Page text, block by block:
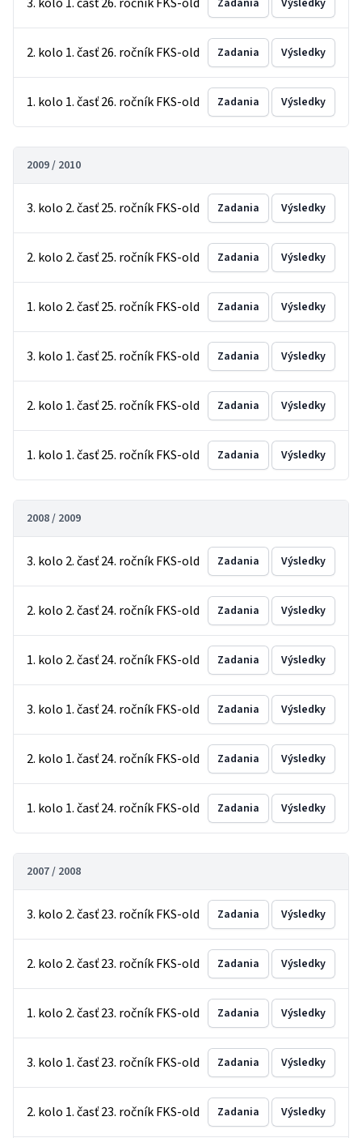
Zadania Výsledky
2. kolo 1. časť 26. ročník FKS-old Zadania Výsledky
1. kolo 1. časť 26. ročník FKS-old Zadania Výsledky
2009 / 2010
3. kolo 2. časť 25. ročník FKS-old Zadania Výsledky
2. kolo 2. časť 25. ročník FKS-old Zadania Výsledky
1. kolo 2. časť 25. ročník FKS-old Zadania Výsledky
3. kolo 1. časť 25. ročník FKS-old Zadania Výsledky
2. kolo 1. časť 25. ročník FKS-old Zadania Výsledky
1. kolo 1. časť 25. ročník FKS-old Zadania Výsledky
2008 / 2009
3. kolo 2. časť 24. ročník FKS-old Zadania Výsledky
2. kolo 2. časť 24. ročník FKS-old Zadania Výsledky
1. kolo 2. časť 24. ročník FKS-old Zadania Výsledky
3. kolo 1. časť 24. ročník FKS-old Zadania Výsledky
2. kolo 1. časť 24. ročník FKS-old Zadania Výsledky
1. kolo 1. časť 24. ročník FKS-old Zadania Výsledky
2007 / 2008
3. kolo 2. časť 23. ročník FKS-old Zadania Výsledky
2. kolo 2. časť 23. ročník FKS-old Zadania Výsledky
1. kolo 2. časť 23. ročník FKS-old Zadania Výsledky
3. kolo 1. časť 23. ročník FKS-old Zadania Výsledky
2. kolo 1. časť 23. ročník FKS-old Zadania Výsledky